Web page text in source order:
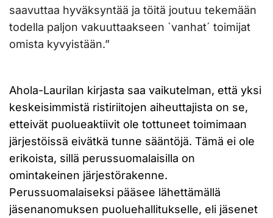
saavuttaa hyväksyntää ja töitä joutuu tekemään
todella paljon vakuuttaakseen `vanhat´ toimijat
omista kyvyistään.”
Ahola-Laurilan kirjasta saa vaikutelman, että yksi
keskeisimmistä ristiriitojen aiheuttajista on se,
etteivät puolueaktiivit ole tottuneet toimimaan
järjestöissä eivätkä tunne sääntöjä. Tämä ei ole
erikoista, sillä perussuomalaisilla on
omintakeinen järjestörakenne.
Perussuomalaiseksi pääsee lähettämällä
jäsenanomuksen puoluehallitukselle, eli jäsenet